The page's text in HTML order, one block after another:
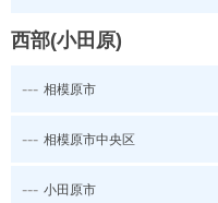
西部(小田原)
--- 相模原市
--- 相模原市中央区
--- 小田原市